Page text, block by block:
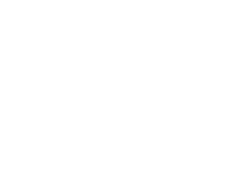
，體驗了藍寶石海岸的壯麗景色，並將所有煩惱拋諸腦